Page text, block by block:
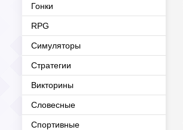
Гонки
RPG
Симуляторы
Стратегии
Викторины
Словесные
Спортивные